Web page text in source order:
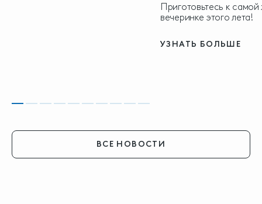
Приготовьтесь к
вечеринке этого лета!
УЗНАТЬ БОЛЬШЕ
ВСЕ НОВОСТИ